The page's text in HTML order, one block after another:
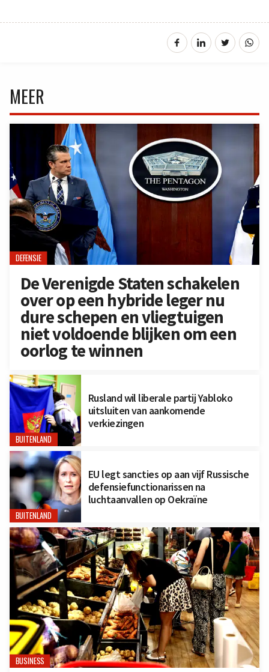
MEER
DEFENSIE
De Verenigde Staten schakelen
over op een hybride leger nu
dure schepen en vliegtuigen
niet voldoende blijken om een
oorlog te winnen
BUITENLAND
Rusland wil liberale partij Yabloko
uitsluiten van aankomende
verkiezingen
BUITENLAND
EU legt sancties op aan vijf Russische
defensiefunctionarissen na
luchtaanvallen op Oekraïne
BUSINESS